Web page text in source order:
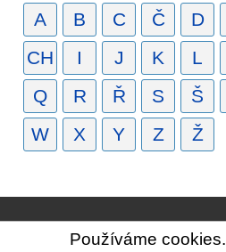
A B C Č D
CH
I J K L
Q
R Ř S Š
W
X Y Z Ž
Používáme cookies.